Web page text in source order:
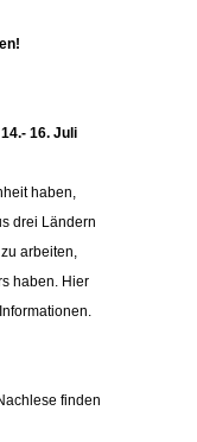
16. Juli
haben,
drei Ländern
arbeiten,
haben. Hier
finden